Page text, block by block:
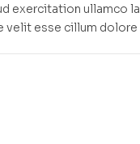
exercitation ullamco
esse cillum